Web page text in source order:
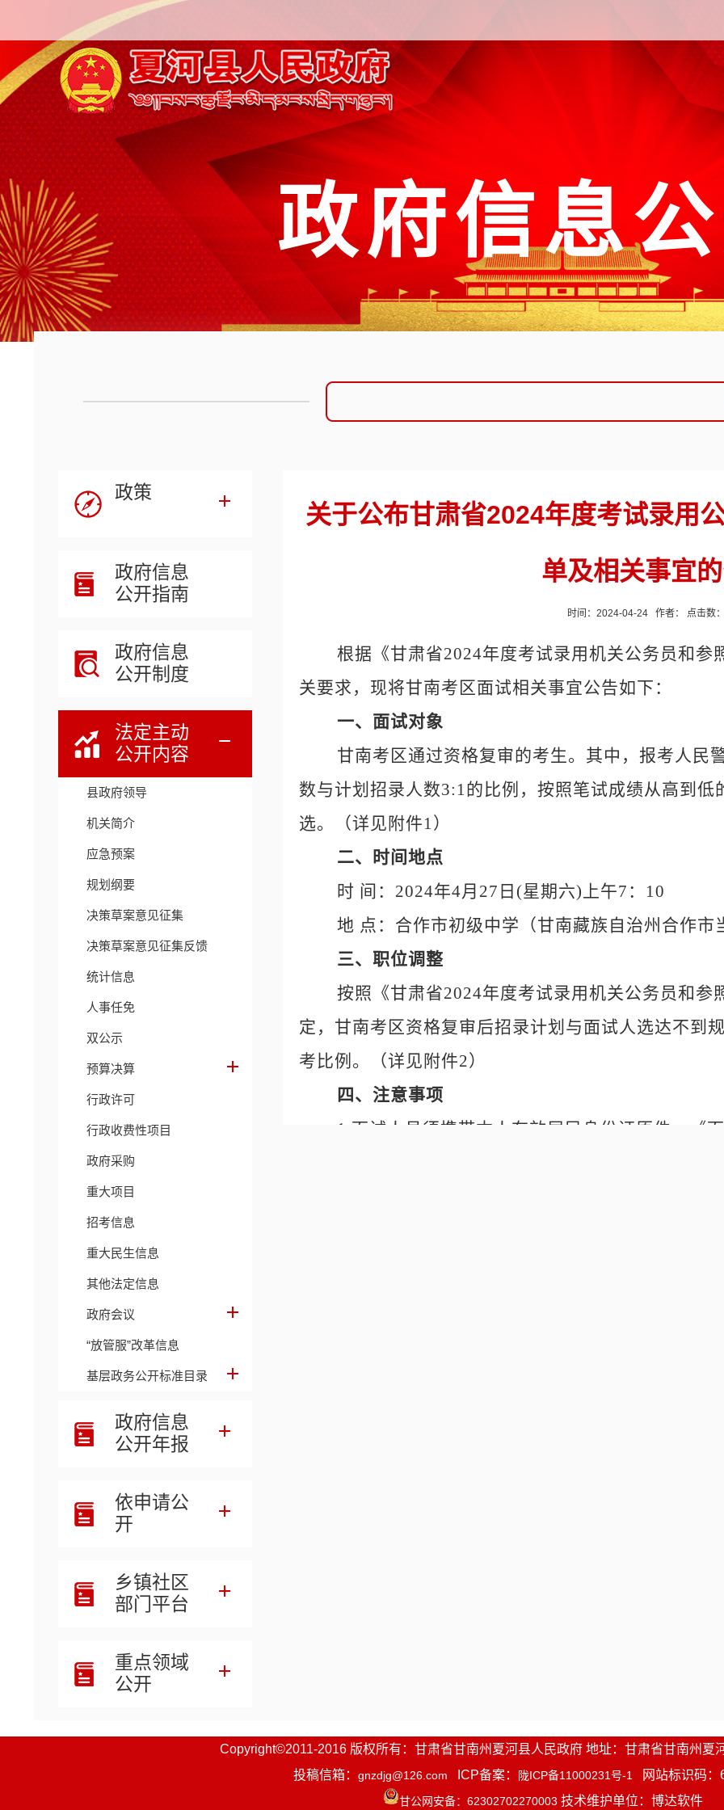
政府信息
政策
政府信息
公开指南
政府信息
公开制度
法定主动
公开内容
县政府领导
机关简介
应急预案
规划纲要
决策草案意见征集
决策草案意见征集反馈
统计信息
人事任免
双公示
预算决算
行政许可
行政收费性项目
政府采购
重大项目
招考信息
重大民生信息
其他法定信息
政府会议
“放管服”改革信息
基层政务公开标准目录
政府信息
公开年报
依申请公
开
乡镇社区
部门平台
重点领域
公开
关于公布甘肃省2024年度考试录用
单及相关事宜
时间：2024-04-24 作者： 点击数：
根据《甘肃省2024年度考试录用机关公务员和参
关要求，现将甘南考区面试相关事宜公告如下：
一、面试对象
甘南考区通过资格复审的考生。其中，报考人民
数与计划招录人数3:1的比例，按照笔试成绩从高到低
选。（详见附件1）
二、时间地点
时 间： 2024年4月27日(星期六)上午7：10
地 点：合作市初级中学（甘南藏族自治州合作市
三、职位调整
按照《甘肃省2024年度考试录用机关公务员和参
定，甘南考区资格复审后招录计划与面试人选达不到
考比例。（详见附件2）
四、注意事项
1.面试人员须携带本人有效居民身份证原件、《
Copyright©2011-2016 版权所有：甘肃省甘南州夏河县人民政府 地址：甘肃省甘南州夏
投稿信箱： gnzdjg@126.com ICP备案： 陇ICP备11000231号-1 网站标识码：
甘公网安备：62302702270003 技术维护单位：博达软件